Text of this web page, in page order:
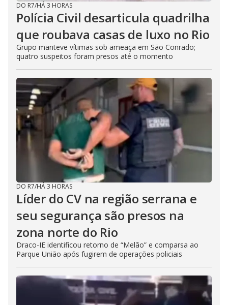
DO R7/HÁ 3 HORAS
Polícia Civil desarticula quadrilha
que roubava casas de luxo no Rio
Grupo manteve vítimas sob ameaça em São Conrado;
quatro suspeitos foram presos até o momento
DO R7/HÁ 3 HORAS
Líder do CV na região serrana e
seu segurança são presos na
zona norte do Rio
Draco-IE identificou retorno de “Melão” e comparsa ao
Parque União após fugirem de operações policiais